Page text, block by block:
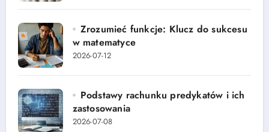
Zrozumieć funkcje: Klucz do sukcesu
w matematyce
2026-07-12
Podstawy rachunku predykatów i ich
zastosowania
2026-07-08